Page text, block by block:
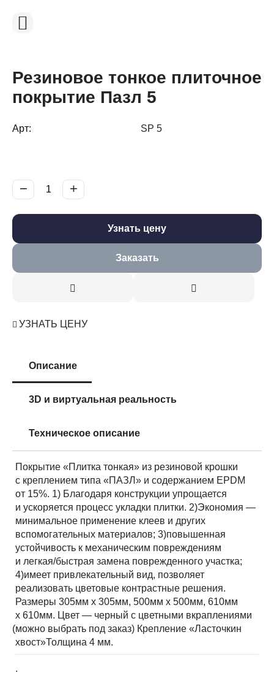
Резиновое тонкое плиточное
покрытие Пазл 5
Арт: SP 5
+
−
Узнать цену
Заказать
УЗНАТЬ ЦЕНУ
Описание
3D и виртуальная реальность
Техническое описание
Покрытие «Плитка тонкая» из резиновой крошки
с креплением типа «ПАЗЛ» и содержанием EPDM
от 15%. 1) Благодаря конструкции упрощается
и ускоряется процесс укладки плитки. 2)Экономия —
минимальное применение клеев и других
вспомогательных материалов; 3)повышенная
устойчивость к механическим повреждениям
и легкая/быстрая замена поврежденного участка;
4)имеет привлекательный вид, позволяет
реализовать цветовые контрастные решения.
Размеры 305мм х 305мм, 500мм х 500мм, 610мм
х 610мм. Цвет — черный с цветными вкраплениями
(можно выбрать под заказ) Крепление «Ласточкин
хвост»Толщина 4 мм.
.